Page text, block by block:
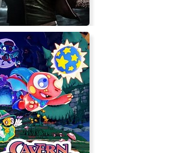
Daylight